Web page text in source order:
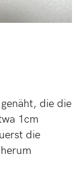
die die
1cm
die